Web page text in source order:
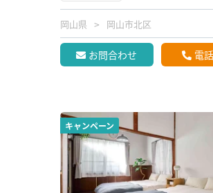
岡山県 岡山市北区
お問合わせ 電
キャンペーン